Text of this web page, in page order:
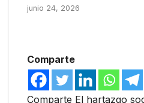
junio 24, 2026
Comparte
Comparte El hartazgo